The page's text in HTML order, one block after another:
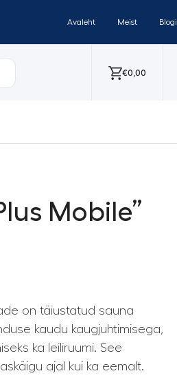
Avaleht Meist Blogi
€0,00
Mobile”
on täiustatud sauna
kaudu kaugjuhtimisega,
ka leiliruumi. See
ajal kui ka eemalt.